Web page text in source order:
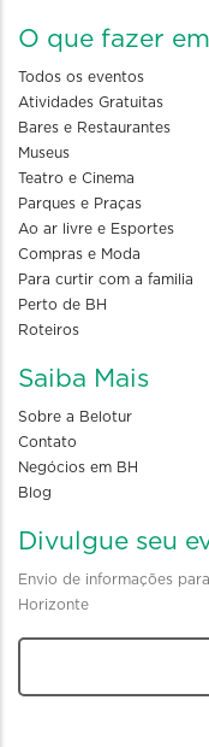
O que fazer
Todos os eventos
Atividades Gratuitas
Bares e Restaurantes
Museus
Teatro e Cinema
Parques e Praças
Ao ar livre e Esportes
Compras e Moda
Para curtir com a familia
Perto de BH
Roteiros
Saiba Mais
Sobre a Belotur
Contato
Negócios em BH
Blog
Divulgue seu
Envio de informações
Horizonte